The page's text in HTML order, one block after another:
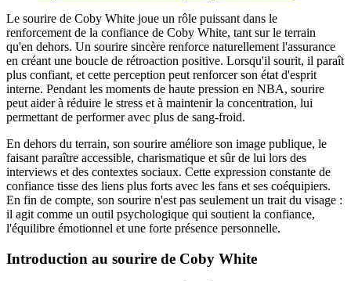
Le sourire de Coby White joue un rôle puissant dans le
renforcement de la confiance de Coby White, tant sur le terrain
qu'en dehors. Un sourire sincère renforce naturellement l'assurance
en créant une boucle de rétroaction positive. Lorsqu'il sourit, il paraît
plus confiant, et cette perception peut renforcer son état d'esprit
interne. Pendant les moments de haute pression en NBA, sourire
peut aider à réduire le stress et à maintenir la concentration, lui
permettant de performer avec plus de sang-froid.
En dehors du terrain, son sourire améliore son image publique, le
faisant paraître accessible, charismatique et sûr de lui lors des
interviews et des contextes sociaux. Cette expression constante de
confiance tisse des liens plus forts avec les fans et ses coéquipiers.
En fin de compte, son sourire n'est pas seulement un trait du visage :
il agit comme un outil psychologique qui soutient la confiance,
l'équilibre émotionnel et une forte présence personnelle.
Introduction au sourire de Coby White